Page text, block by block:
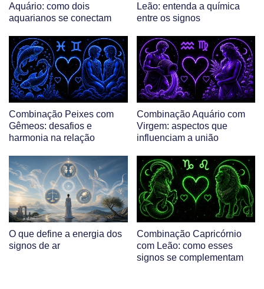
Aquário: como dois
aquarianos se conectam
Leão: entenda a química
entre os signos
Combinação Peixes com
Gêmeos: desafios e
harmonia na relação
Combinação Aquário com
Virgem: aspectos que
influenciam a união
O que define a energia dos
signos de ar
Combinação Capricórnio
com Leão: como esses
signos se complementam